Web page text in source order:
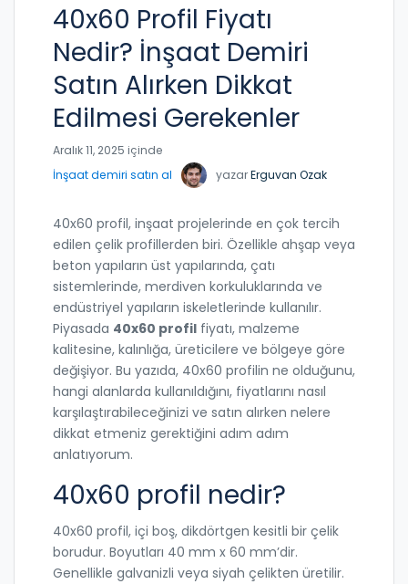
40x60 Profil Fiyatı
Nedir? İnşaat Demiri
Satın Alırken Dikkat
Edilmesi Gerekenler
Aralık 11, 2025 içinde
İnşaat demiri satın al
yazarErguvan Ozak
40x60 profil, inşaat projelerinde en çok tercih
edilen çelik profillerden biri. Özellikle ahşap veya
beton yapıların üst yapılarında, çatı
sistemlerinde, merdiven korkuluklarında ve
endüstriyel yapıların iskeletlerinde kullanılır.
Piyasada 40x60 profil fiyatı, malzeme
kalitesine, kalınlığa, üreticilere ve bölgeye göre
değişiyor. Bu yazıda, 40x60 profilin ne olduğunu,
hangi alanlarda kullanıldığını, fiyatlarını nasıl
karşılaştırabileceğinizi ve satın alırken nelere
dikkat etmeniz gerektiğini adım adım
anlatıyorum.
40x60 profil nedir?
40x60 profil, içi boş, dikdörtgen kesitli bir çelik
borudur. Boyutları 40 mm x 60 mm’dir.
Genellikle galvanizli veya siyah çelikten üretilir.